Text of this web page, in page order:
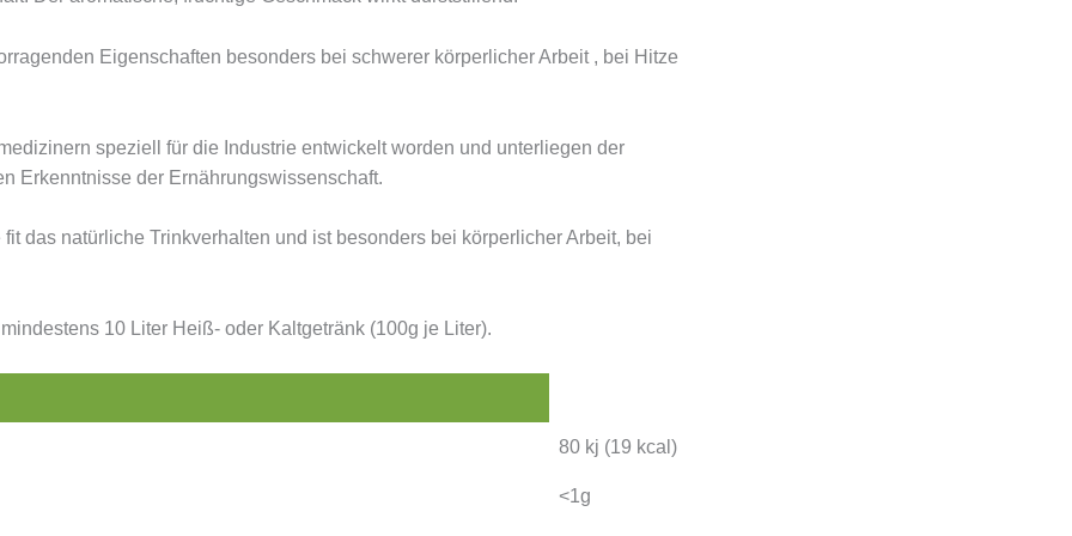
Eigenschaften besonders bei schwerer körperlicher Arbeit , bei Hitze
speziell für die Industrie entwickelt worden und unterliegen der
Erkenntnisse der Ernährungswissenschaft.
das natürliche Trinkverhalten und ist besonders bei körperlicher Arbeit, bei
10 Liter Heiß- oder Kaltgetränk (100g je Liter).
80 kj (19 kcal)
<1g